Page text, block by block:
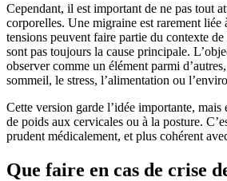
Cependant, il est important de ne pas tout
corporelles. Une migraine est rarement liée
tensions peuvent faire partie du contexte
sont pas toujours la cause principale.
observer comme un élément parmi
sommeil, le stress, l’alimentation ou
Cette version garde l’idée importante,
de poids aux cervicales ou à la posture.
prudent médicalement, et plus cohérent
Que faire en cas de crise